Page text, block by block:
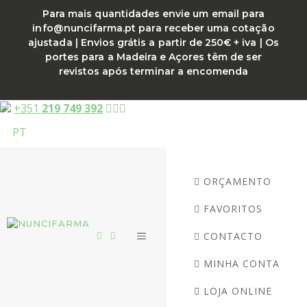
conteúdo
Para mais quantidades envie um email para
info@nuncifarma.pt para receber uma cotação
ajustada | Envios grátis a partir de 250€ + iva | Os
portes para a Madeira e Açores têm de ser
revistos após terminar a encomenda
+351 219 749 392
PT
MENU
ORÇAMENTO
FAVORITOS
CONTACTO
MINHA CONTA
LOJA ONLINE